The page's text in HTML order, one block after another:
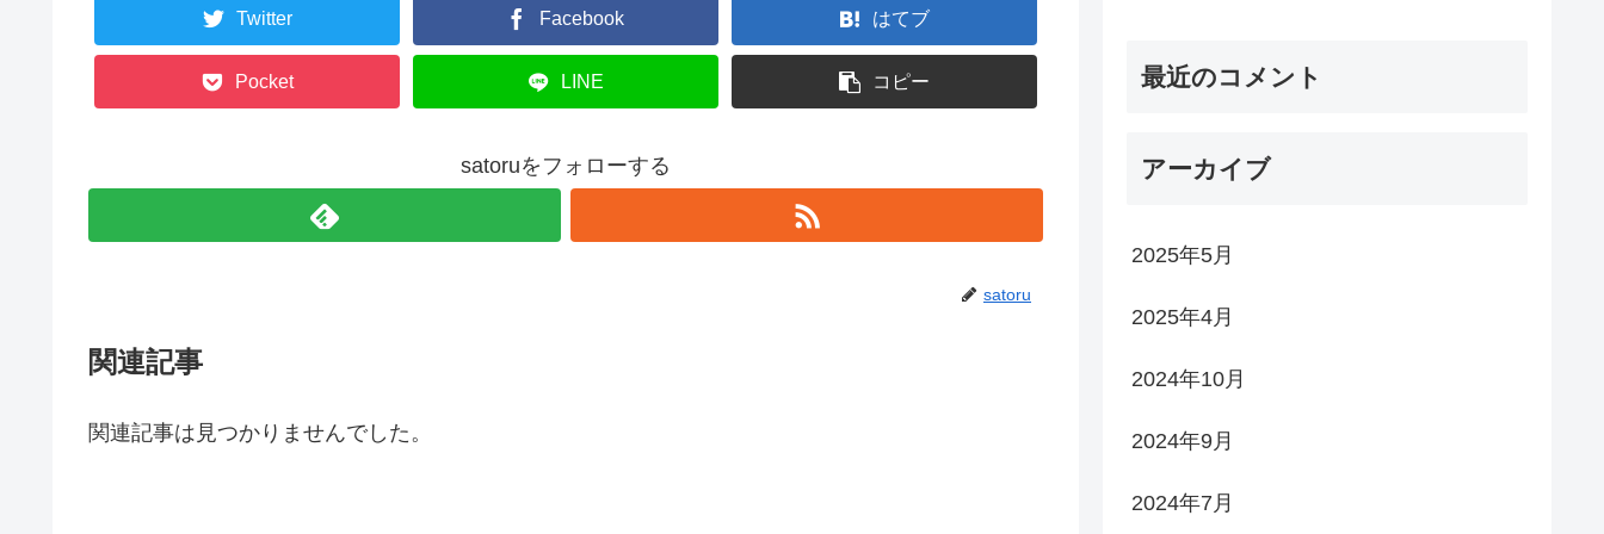
Twitter Facebook はてブ
Pocket LINE コピー
satoruをフォローする
satoru
関連記事
関連記事は見つかりませんでした。
最近のコメント
アーカイブ
2025年5月
2025年4月
2024年10月
2024年9月
2024年7月